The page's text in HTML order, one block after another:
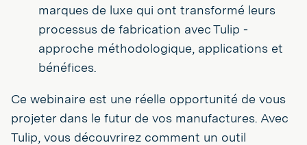
marques de luxe qui ont transformé leurs
processus de fabrication avec Tulip -
approche méthodologique, applications et
bénéfices.
Ce webinaire est une réelle opportunité de vous
projeter dans le futur de vos manufactures. Avec
Tulip, vous découvrirez comment un outil